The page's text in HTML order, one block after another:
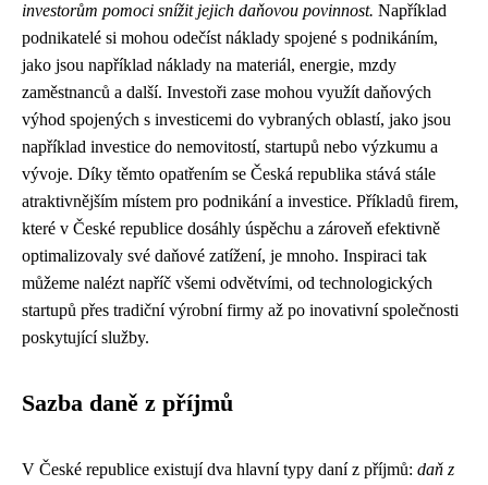
investorům pomoci snížit jejich daňovou povinnost. Například
podnikatelé si mohou odečíst náklady spojené s podnikáním,
jako jsou například náklady na materiál, energie, mzdy
zaměstnanců a další. Investoři zase mohou využít daňových
výhod spojených s investicemi do vybraných oblastí, jako jsou
například investice do nemovitostí, startupů nebo výzkumu a
vývoje. Díky těmto opatřením se Česká republika stává stále
atraktivnějším místem pro podnikání a investice. Příkladů firem,
které v České republice dosáhly úspěchu a zároveň efektivně
optimalizovaly své daňové zatížení, je mnoho. Inspiraci tak
můžeme nalézt napříč všemi odvětvími, od technologických
startupů přes tradiční výrobní firmy až po inovativní společnosti
poskytující služby.
Sazba daně z příjmů
V České republice existují dva hlavní typy daní z příjmů: daň z